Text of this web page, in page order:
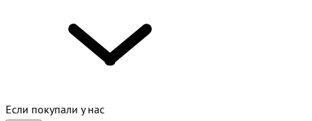
Если покупали у нас